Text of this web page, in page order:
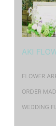
AKI
FLOWER
ORDER
WEDDING